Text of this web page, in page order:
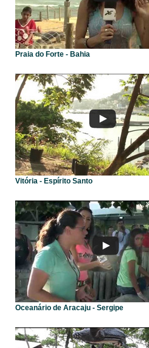
Praia do Forte - Bahia
Vitória - Espírito Santo
Oceanário de Aracaju - Sergipe